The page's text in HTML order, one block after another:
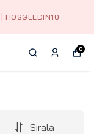
0
Sırala